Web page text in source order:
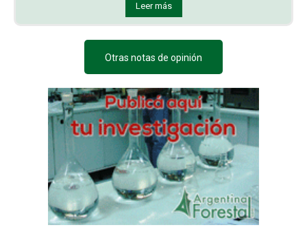
Leer más
Otras notas de opinión